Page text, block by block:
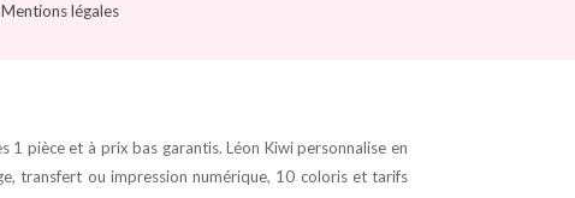
Mentions légales
pièce et à prix bas garantis. Léon Kiwi personnalise en
transfert ou impression numérique, 10 coloris et tarifs